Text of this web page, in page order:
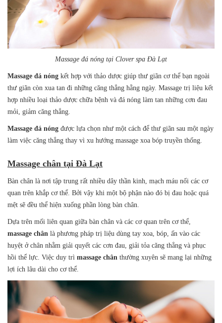
Massage đá nóng tại Clover spa Đà Lạt
Massage đá nóng kết hợp với thảo dược giúp thư giãn cơ thể bạn ngoài
thư giãn còn xua tan đi những căng thẳng hằng ngày. Massage trị liệu kết
hợp nhiều loại thảo dược chữa bệnh và đá nóng làm tan những cơn đau
mỏi, giảm căng thẳng.
Massage đá nóng được lựa chọn như một cách để thư giãn sau một ngày
làm việc căng thẳng thay vì xu hướng massage xoa bóp truyền thống.
Massage chân tại Đà Lạt
Bàn chân là nơi tập trung rất nhiều dây thần kinh, mạch máu nối các cơ
quan trên khắp cơ thể. Bởi vậy khi một bộ phận nào đó bị đau hoặc quá
mệt sẽ đều thể hiện xuống phần lòng bàn chân.
Dựa trên mối liên quan giữa bàn chân và các cơ quan trên cơ thể,
massage chân là phương pháp trị liệu dùng tay xoa, bóp, ấn vào các
huyệt ở chân nhằm giải quyết các cơn đau, giải tỏa căng thẳng và phục
hồi thể lực. Việc duy trì massage chân thường xuyên sẽ mang lại những
lợi ích lâu dài cho cơ thể.